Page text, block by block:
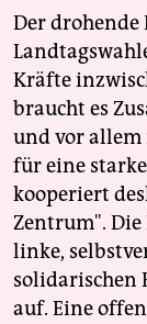
Der drohende
Kräfte
braucht es
und vor allem
für eine
kooperiert
Zentrum".
linke,
solidarischen
auf. Eine